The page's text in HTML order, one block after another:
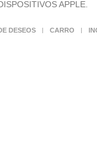
APPLE.
DESEOS CARRO